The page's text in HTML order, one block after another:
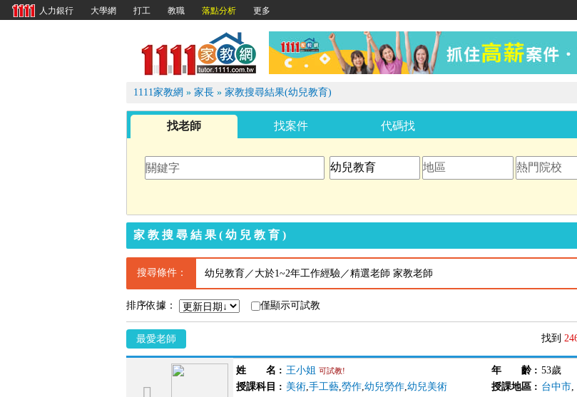
1111家教網
1111家教網 » 家長 » 家教搜尋結果(幼兒教育)
找老師 找案件 代碼找
家教搜尋結果(幼兒教育)
搜尋條件： 幼兒教育／大於1~2年工作經驗／精選老師 家教老師
排序依據： 僅顯示可試教
最愛老師 找到
姓 名 : 王小姐 可試教! 年 齡: 53歲
授課科目 : 美術,手工藝,勞作,幼兒勞作,幼兒美術 授課地區: 台中市,
人力銀行 大學網 打工 教職 落點分析 更多